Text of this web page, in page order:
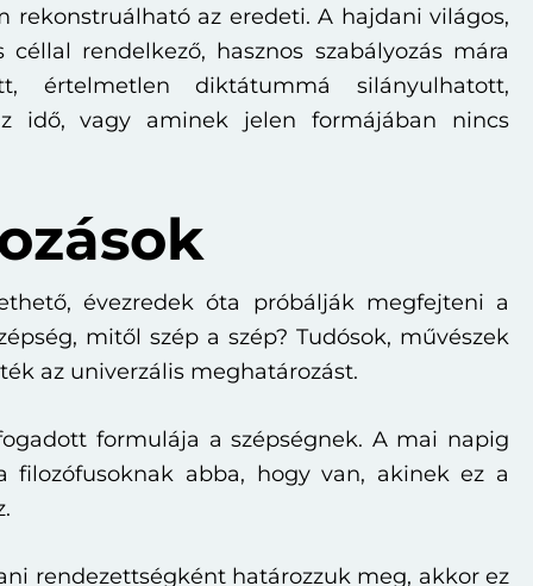
rekonstruálható az eredeti. A hajdani világos,
rendelkező, hasznos szabályozás mára
értelmetlen diktátummá silányulhatott,
idő, vagy aminek jelen formájában nincs
évezredek óta próbálják megfejteni a
mitől szép a szép? Tudósok, művészek
az univerzális meghatározást.
formulája a szépségnek. A mai napig
filozófusoknak abba, hogy van, akinek ez a
rendezettségként határozzuk meg, akkor ez